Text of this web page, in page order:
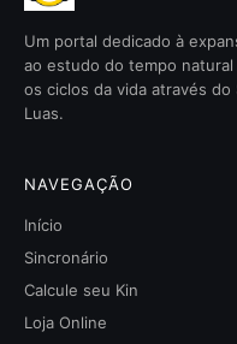
Um portal dedicado à
ao estudo do tempo
os ciclos da vida através do
Luas.
NAVEGAÇÃO
Início
Sincronário
Calcule seu Kin
Loja Online